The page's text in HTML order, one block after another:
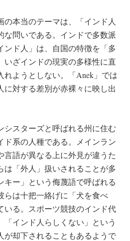
本当のテーマは、「インド人
な問いである。インドで多数派
ンド人」は、自国の特徴を「多
いざインドの現実の多様性に直
れようとしない。「Anek」では
に対する差別が赤裸々に映し出
スターズと呼ばれる州に住む
ド系の人種である。メインラン
言語が異なる上に外見が違うた
は「外人」扱いされることが多
キー」という侮蔑語で呼ばれる
らは十把一絡げに「犬を食べ
いる。スポーツ競技のインド代
インド人らしくない」という
が却下されることもあるようで